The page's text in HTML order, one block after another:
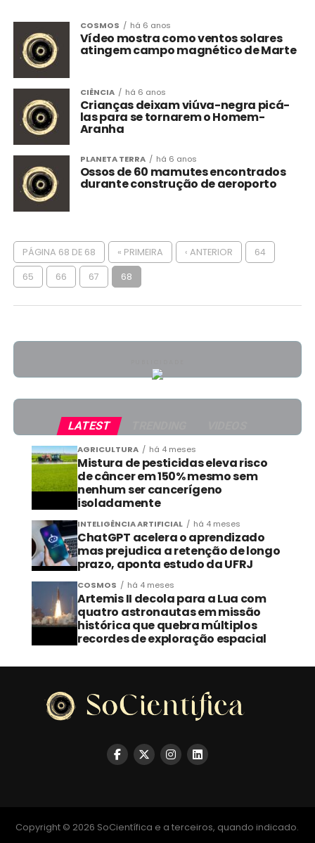
COSMOS há 6 anos
Vídeo mostra como ventos solares
atingem campo magnético de Marte
CIÊNCIA há 6 anos
Crianças deixam viúva-negra picá-
las para se tornarem o Homem-
Aranha
PLANETA TERRA há 6 anos
Ossos de 60 mamutes encontrados
durante construção de aeroporto
PÁGINA 68 DE 68 « PRIMEIRA ‹ ANTERIOR 64
65 66 67 68
LATEST
AGRICULTURA há 4 meses
Mistura de pesticidas eleva risco
de câncer em 150% mesmo sem
nenhum ser cancerígeno
isoladamente
INTELIGÊNCIA ARTIFICIAL há 4 meses
ChatGPT acelera o aprendizado
mas prejudica a retenção de longo
prazo, aponta estudo da UFRJ
COSMOS há 4 meses
Artemis II decola para a Lua com
quatro astronautas em missão
histórica que quebra múltiplos
recordes de exploração espacial
Copyright © 2026 SoCientífica e a terceiros, quando indicado.